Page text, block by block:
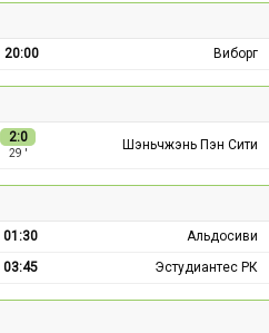
20:00 Виборг
2:0
29 ′
Шэньчжэнь Пэн Сити
01:30
Альдосиви
03:45 Эстудиантес РК